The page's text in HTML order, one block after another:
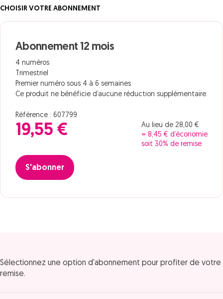
CHOISIR VOTRE ABONNEMENT
Abonnement 12 mois
4 numéros
Trimestriel
Premier numéro sous 4 à 6 semaines
Ce produit ne bénéficie d’aucune réduction supplémentaire.
Référence : 607799
19,55 €
Au lieu de 28,00 €
= 8,45 € d’économie
soit 30% de remise
S'abonner
Sélectionnez une option d'abonnement pour profiter de votre
remise.